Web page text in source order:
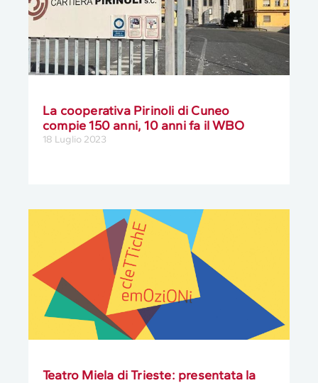
La cooperativa Pirinoli di Cuneo
compie 150 anni, 10 anni fa il WBO
18 Luglio 2023
Teatro Miela di Trieste: presentata la